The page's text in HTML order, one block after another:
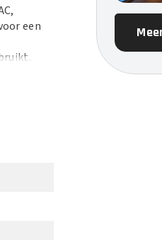
een
voor